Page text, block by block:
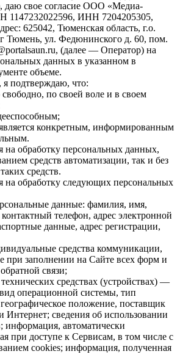
даю свое согласие ООО «Медиа-
1147232022596, ИНН 7204205305,
625042, Тюменская область, г.о.
Тюмень, ул. Федюнинского д. 60, пом.
(далее — Оператор) на
данных в указанном в
объеме.
я подтверждаю, что:
по своей воле и в своем
является конкретным, информированным
на обработку персональных данных,
средств автоматизации, так и без
средств.
на обработку следующих персональных
данные: фамилия, имя,
контактный телефон, адрес электронной
данные, адрес регистрации,
средства коммуникации,
при заполнении на Сайте всех форм и
связи;
средствах (устройствах) —
операционной системы, тип
географическое положение, поставщик
Интернет; сведения об использовании
информация, автоматически
при доступе к Сервисам, в том числе с
cookies; информация, полученная